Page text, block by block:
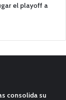
el playoff a
consolida su